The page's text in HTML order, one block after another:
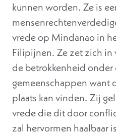
kunnen worden. Ze is
vrede op Mindanao in
Filipijnen. Ze zet zich in
de betrokkenheid onder
gemeenschappen want
plaats kan vinden. Zij
vrede die dit door
zal hervormen haalbaar